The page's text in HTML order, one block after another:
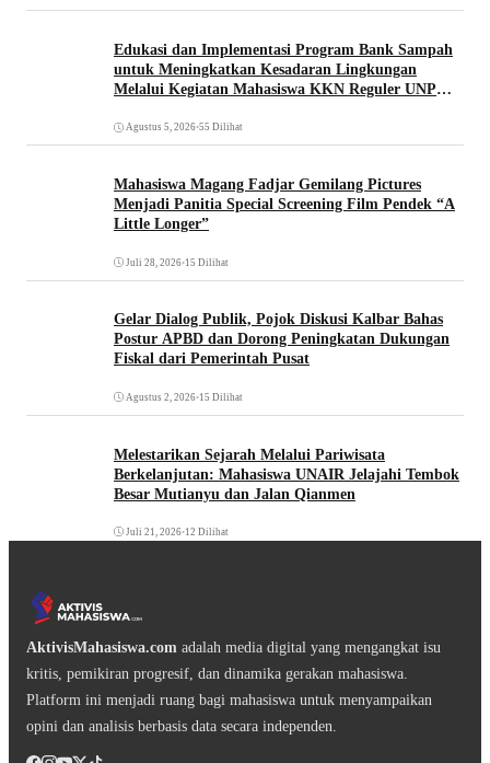
Edukasi dan Implementasi Program Bank Sampah
untuk Meningkatkan Kesadaran Lingkungan
Melalui Kegiatan Mahasiswa KKN Reguler UNP
Agustus 5, 2026•55 Dilihat
Mahasiswa Magang Fadjar Gemilang Pictures
Menjadi Panitia Special Screening Film Pendek “A
Little Longer”
Juli 28, 2026•15 Dilihat
Gelar Dialog Publik, Pojok Diskusi Kalbar Bahas
Postur APBD dan Dorong Peningkatan Dukungan
Fiskal dari Pemerintah Pusat
Agustus 2, 2026•15 Dilihat
Melestarikan Sejarah Melalui Pariwisata
Berkelanjutan: Mahasiswa UNAIR Jelajahi Tembok
Besar Mutianyu dan Jalan Qianmen
Juli 21, 2026•12 Dilihat
AktivisMahasiswa.com adalah media digital yang mengangkat isu
kritis, pemikiran progresif, dan dinamika gerakan mahasiswa.
Platform ini menjadi ruang bagi mahasiswa untuk menyampaikan
opini dan analisis berbasis data secara independen.